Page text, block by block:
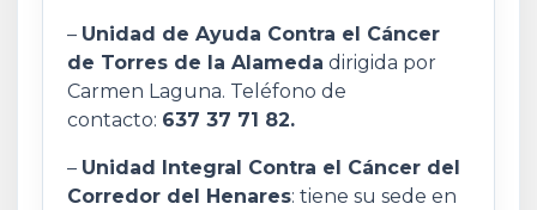
– Unidad de Ayuda Contra el Cáncer
de Torres de la Alameda dirigida por
Carmen Laguna. Teléfono de
contacto: 637 37 71 82.
– Unidad Integral Contra el Cáncer del
Corredor del Henares: tiene su sede en